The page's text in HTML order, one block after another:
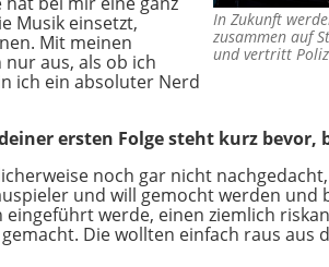
In Zukunft
zusammen auf
und vertritt
Musik einsetzt,
Mit meinen
aus, als ob ich
ich ein absoluter Nerd
ersten Folge steht kurz
noch gar nicht
und will gemocht werden
werde, einen ziemlich
Die wollten einfach raus